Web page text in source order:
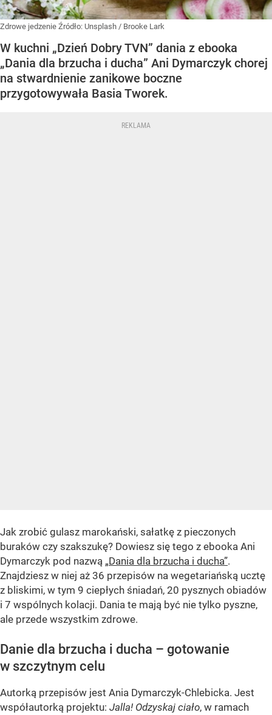
Zdrowe jedzenie Źródło: Unsplash / Brooke Lark
W kuchni „Dzień Dobry TVN” dania z ebooka
„Dania dla brzucha i ducha” Ani Dymarczyk chorej
na stwardnienie zanikowe boczne
przygotowywała Basia Tworek.
Jak zrobić gulasz marokański, sałatkę z pieczonych
buraków czy szakszukę? Dowiesz się tego z ebooka Ani
Dymarczyk pod nazwą „Dania dla brzucha i ducha”.
Znajdziesz w niej aż 36 przepisów na wegetariańską ucztę
z bliskimi, w tym 9 ciepłych śniadań, 20 pysznych obiadów
i 7 wspólnych kolacji. Dania te mają być nie tylko pyszne,
ale przede wszystkim zdrowe.
Danie dla brzucha i ducha – gotowanie
w szczytnym celu
Autorką przepisów jest Ania Dymarczyk-Chlebicka. Jest
współautorką projektu: Jalla! Odzyskaj ciało, w ramach